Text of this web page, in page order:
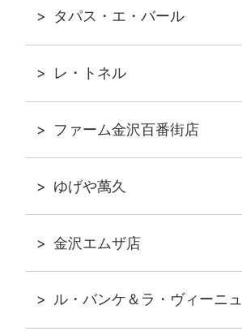
タパス・エ・バール
レ・トネル
ファーム金沢百番街店
ゆげや萬久
金沢エムザ店
ル・バンケ＆ラ・ヴィーニュ